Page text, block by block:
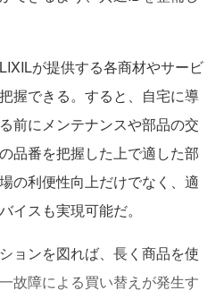
が提供する各商材やサービ
握できる。すると、自宅に導
前にメンテナンスや部品の交
品番を把握した上で適した部
の利便性向上だけでなく、適
イスも実現可能だ。
ョンを図れば、長く商品を使
故障による買い替えが発生す